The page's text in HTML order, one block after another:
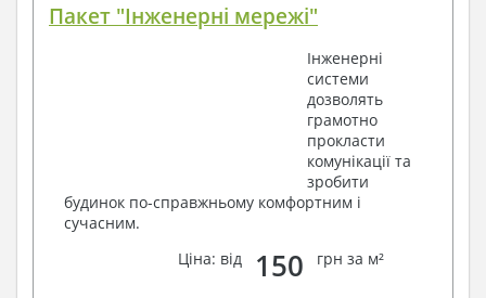
План покрівлі
Фасади з даними зовнішніх оздоблень
Елементи прорізів – специфікація
Дані перемичок – перетин та специфікація
Обсяги основних будівельних матеріалів
Архітектурні вузли в конструкціях
2. До складу Конструктивного розділу
входять:
Загальні дані по проекту
Пакет "Інженерні мережі"
Інженерні
системи
дозволять
грамотно
прокласти
комунікації та
зробити
будинок по-справжньому комфортним і
сучасним.
Ціна: від
150 грн за м²